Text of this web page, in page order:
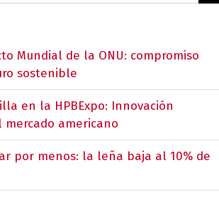
Mundial de la ONU: compromiso
sostenible
en la HPBExpo: Innovación
americano
por menos: la leña baja al 10% de